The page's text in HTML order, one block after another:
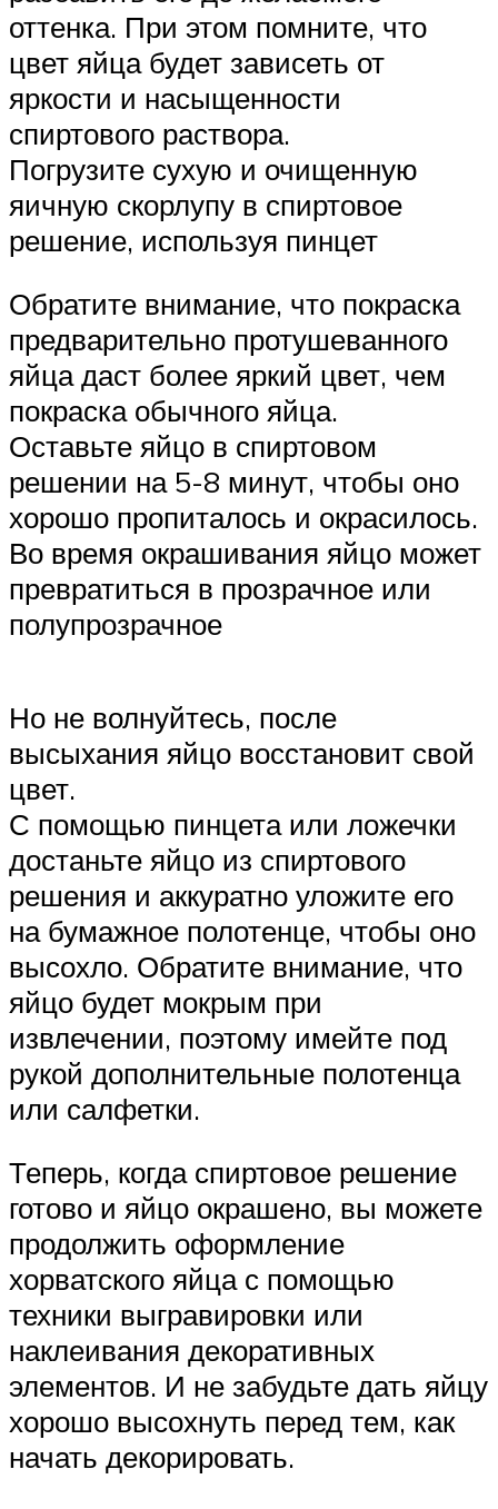
оттенка. При этом помните, что
цвет яйца будет зависеть от
яркости и насыщенности
спиртового раствора.
Погрузите сухую и очищенную
яичную скорлупу в спиртовое
решение, используя пинцет
Обратите внимание, что покраска
предварительно протушеванного
яйца даст более яркий цвет, чем
покраска обычного яйца.
Оставьте яйцо в спиртовом
решении на 5-8 минут, чтобы оно
хорошо пропиталось и окрасилось.
Во время окрашивания яйцо может
превратиться в прозрачное или
полупрозрачное
Но не волнуйтесь, после
высыхания яйцо восстановит свой
цвет.
С помощью пинцета или ложечки
достаньте яйцо из спиртового
решения и аккуратно уложите его
на бумажное полотенце, чтобы оно
высохло. Обратите внимание, что
яйцо будет мокрым при
извлечении, поэтому имейте под
рукой дополнительные полотенца
или салфетки.
Теперь, когда спиртовое решение
готово и яйцо окрашено, вы можете
продолжить оформление
хорватского яйца с помощью
техники выгравировки или
наклеивания декоративных
элементов. И не забудьте дать яйцу
хорошо высохнуть перед тем, как
начать декорировать.